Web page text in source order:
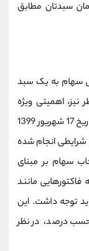
سبدتان مطابق
سهام به یک سبد
نیز، اهمیتی ویژه
دارد. سبد زیر یک نمونه موفق است که در تاریخ 17 شهریور 1399
انجام شده
سهام بر مبنای
مانند
توجه داشت. این
حسب درصد، در نظر